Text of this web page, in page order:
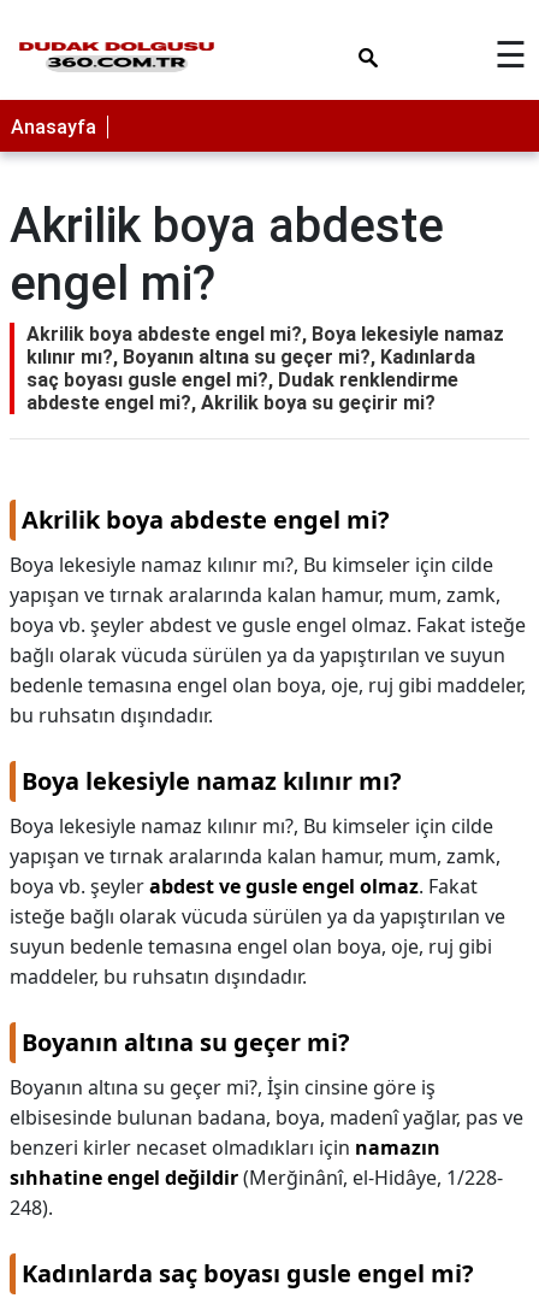
☰
Anasayfa
Akrilik boya abdeste
engel mi?
Akrilik boya abdeste engel mi?, Boya lekesiyle namaz
kılınır mı?, Boyanın altına su geçer mi?, Kadınlarda
saç boyası gusle engel mi?, Dudak renklendirme
abdeste engel mi?, Akrilik boya su geçirir mi?
Akrilik boya abdeste engel mi?
Boya lekesiyle namaz kılınır mı?, Bu kimseler için cilde
yapışan ve tırnak aralarında kalan hamur, mum, zamk,
boya vb. şeyler abdest ve gusle engel olmaz. Fakat isteğe
bağlı olarak vücuda sürülen ya da yapıştırılan ve suyun
bedenle temasına engel olan boya, oje, ruj gibi maddeler,
bu ruhsatın dışındadır.
Boya lekesiyle namaz kılınır mı?
Boya lekesiyle namaz kılınır mı?, Bu kimseler için cilde
yapışan ve tırnak aralarında kalan hamur, mum, zamk,
boya vb. şeylerabdest ve gusle engel olmaz. Fakat
isteğe bağlı olarak vücuda sürülen ya da yapıştırılan ve
suyun bedenle temasına engel olan boya, oje, ruj gibi
maddeler, bu ruhsatın dışındadır.
Boyanın altına su geçer mi?
Boyanın altına su geçer mi?, İşin cinsine göre iş
elbisesinde bulunan badana, boya, madenî yağlar, pas ve
benzeri kirler necaset olmadıkları için namazın
sıhhatine engel değildir(Merğinânî, el-Hidâye, 1/228-
248).
Kadınlarda saç boyası gusle engel mi?